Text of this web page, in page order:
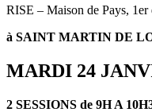
RISE – Maison de Pays, 1er
à SAINT MARTIN DE
MARDI 24
2 SESSIONS de 9H A